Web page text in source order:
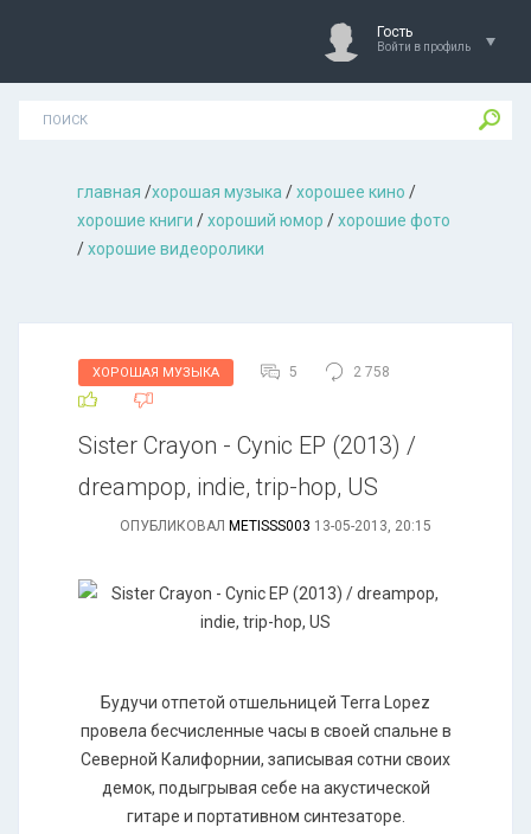
Гость
Войти в профиль
главная /хорошая музыкa /хорошее кино /
хорошие книги /хороший юмор /хорошие фото
/хорошие видеоролики
ХОРОШАЯ МУЗЫКА 5 2 758
Sister Crayon - Cynic ЕР (2013) /
dreampop, indie, trip-hop, US
ОПУБЛИКОВАЛ METISSS003 13-05-2013, 20:15
Будучи отпетой отшельницей Terra Lopez
провела бесчисленные часы в своей спальне в
Северной Калифорнии, записывая сотни своих
демок, подыгрывая себе на акустической
гитаре и портативном синтезаторе.